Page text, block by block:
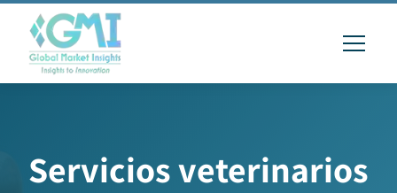
Servicios veterinarios